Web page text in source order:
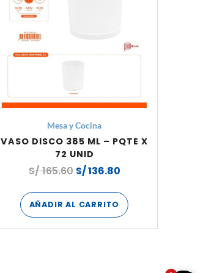
Mesa y Cocina
VASO DISCO 385 ML – PQTE X
72 UNID
S/165.60 S/136.80
AÑADIR AL CARRITO